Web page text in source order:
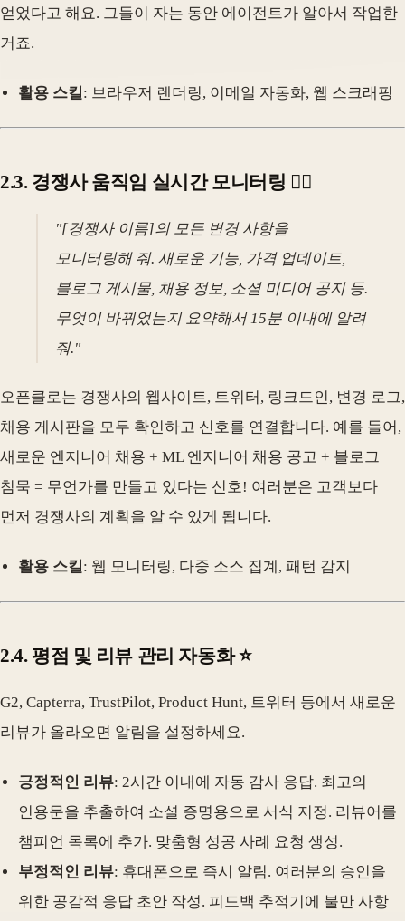
얻었다고 해요. 그들이 자는 동안 에이전트가 알아서 작업한
거죠.
활용 스킬: 브라우저 렌더링, 이메일 자동화, 웹 스크래핑
2.3. 경쟁사 움직임 실시간 모니터링 🕵️‍♀️
"[경쟁사 이름]의 모든 변경 사항을
모니터링해 줘. 새로운 기능, 가격 업데이트,
블로그 게시물, 채용 정보, 소셜 미디어 공지 등.
무엇이 바뀌었는지 요약해서 15분 이내에 알려
줘."
오픈클로는 경쟁사의 웹사이트, 트위터, 링크드인, 변경 로그,
채용 게시판을 모두 확인하고 신호를 연결합니다. 예를 들어,
새로운 엔지니어 채용 + ML 엔지니어 채용 공고 + 블로그
침묵 = 무언가를 만들고 있다는 신호! 여러분은 고객보다
먼저 경쟁사의 계획을 알 수 있게 됩니다.
활용 스킬: 웹 모니터링, 다중 소스 집계, 패턴 감지
2.4. 평점 및 리뷰 관리 자동화 ⭐
G2, Capterra, TrustPilot, Product Hunt, 트위터 등에서 새로운
리뷰가 올라오면 알림을 설정하세요.
긍정적인 리뷰: 2시간 이내에 자동 감사 응답. 최고의
인용문을 추출하여 소셜 증명용으로 서식 지정. 리뷰어를
챔피언 목록에 추가. 맞춤형 성공 사례 요청 생성.
부정적인 리뷰: 휴대폰으로 즉시 알림. 여러분의 승인을
위한 공감적 응답 초안 작성. 피드백 추적기에 불만 사항